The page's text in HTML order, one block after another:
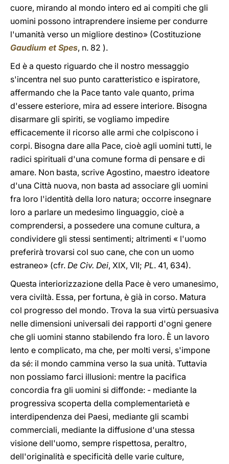
cuore, mirando al mondo intero ed ai compiti che gli
uomini possono intraprendere insieme per condurre
l'umanità verso un migliore destino» (Costituzione
Gaudium et Spes, n. 82 ).
Ed è a questo riguardo che il nostro messaggio
s'incentra nel suo punto caratteristico e ispiratore,
affermando che la Pace tanto vale quanto, prima
d'essere esteriore, mira ad essere interiore. Bisogna
disarmare gli spiriti, se vogliamo impedire
efficacemente il ricorso alle armi che colpiscono i
corpi. Bisogna dare alla Pace, cioè agli uomini tutti, le
radici spirituali d'una comune forma di pensare e di
amare. Non basta, scrive Agostino, maestro ideatore
d'una Città nuova, non basta ad associare gli uomini
fra loro l'identità della loro natura; occorre insegnare
loro a parlare un medesimo linguaggio, cioè a
comprendersi, a possedere una comune cultura, a
condividere gli stessi sentimenti; altrimenti « l'uomo
preferirà trovarsi col suo cane, che con un uomo
estraneo» (cfr. De Civ. Dei, XIX, VII; PL. 41, 634).
Questa interiorizzazione della Pace è vero umanesimo,
vera civiltà. Essa, per fortuna, è già in corso. Matura
col progresso del mondo. Trova la sua virtù persuasiva
nelle dimensioni universali dei rapporti d'ogni genere
che gli uomini stanno stabilendo fra loro. È un lavoro
lento e complicato, ma che, per molti versi, s'impone
da sé: il mondo cammina verso la sua unità. Tuttavia
non possiamo farci illusioni: mentre la pacifica
concordia fra gli uomini si diffonde: - mediante la
progressiva scoperta della complementarietà e
interdipendenza dei Paesi, mediante gli scambi
commerciali, mediante la diffusione d'una stessa
visione dell'uomo, sempre rispettosa, peraltro,
dell'originalità e specificità delle varie culture,